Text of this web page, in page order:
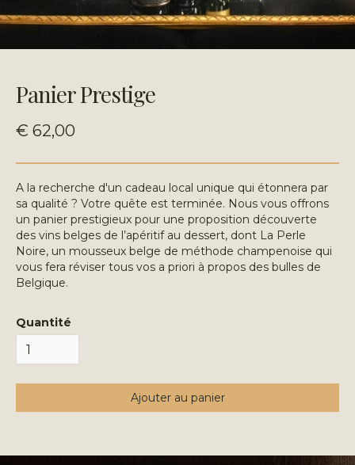
Panier Prestige
€ 62,00
A la recherche d'un cadeau local unique qui étonnera par
sa qualité ? Votre quête est terminée. Nous vous offrons
un panier prestigieux pour une proposition découverte
des vins belges de l’apéritif au dessert, dont La Perle
Noire, un mousseux belge de méthode champenoise qui
vous fera réviser tous vos a priori à propos des bulles de
Belgique.
Quantité